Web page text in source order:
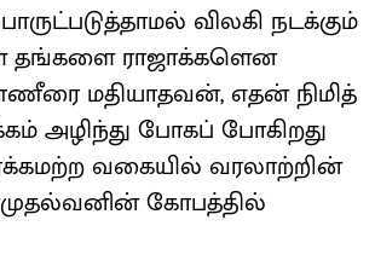
விலகி நடக்கும்
ராஜாக்களென
மதியாதவன், எதன் நிமித்​
அழிந்து போகப் போகிறது
வகையில் வரலாற்றின்
கோபத்தில்